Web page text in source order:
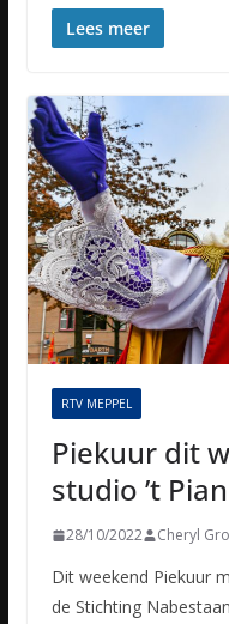
Lees meer
RTV MEPPEL
Piekuur dit
studio ’t
28/10/2022 Cheryl
Dit weekend Piekuur
de Stichting